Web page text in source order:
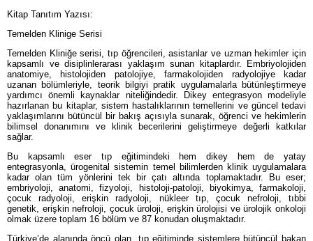
Kitap Tanıtım Yazısı:
Temelden Klinige Serisi
Temelden Kliniğe serisi, tıp öğrencileri, asistanlar ve uzman hekimler için
kapsamlı ve disiplinlerarası yaklaşım sunan kitaplardır. Embriyolojiden
anatomiye, histolojiden patolojiye, farmakolojiden radyolojiye kadar
uzanan bölümleriyle, teorik bilgiyi pratik uygulamalarla bütünleştirmeye
yardımcı önemli kaynaklar niteliğindedir. Dikey entegrasyon modeliyle
hazırlanan bu kitaplar, sistem hastalıklarının temellerini ve güncel tedavi
yaklaşımlarını bütüncül bir bakış açısıyla sunarak, öğrenci ve hekimlerin
bilimsel donanımını ve klinik becerilerini geliştirmeye değerli katkılar
sağlar.
Bu kapsamlı eser tıp eğitimindeki hem dikey hem de yatay
entegrasyonla, ürogenital sistemin temel bilimlerden klinik uygulamalara
kadar olan tüm yönlerini tek bir çatı altında toplamaktadır. Bu eser;
embriyoloji, anatomi, fizyoloji, histoloji-patoloji, biyokimya, farmakoloji,
çocuk radyoloji, erişkin radyoloji, nükleer tıp, çocuk nefroloji, tıbbi
genetik, erişkin nefroloji, çocuk üroloji, erişkin ürolojisi ve ürolojik onkoloji
olmak üzere toplam 16 bölüm ve 87 konudan oluşmaktadır.
Türkiye’de alanında öncü olan, tıp eğitiminde sistemlere bütüncül bakan